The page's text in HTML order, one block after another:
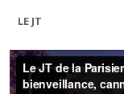
LE JT
Lecteur
vidéo